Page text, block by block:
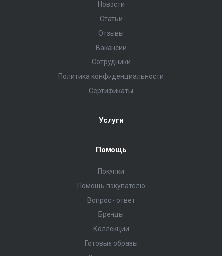
Новости
Статьи
Отзывы
Вакансии
Сотрудники
Политика конфиденциальности
Сертификаты
Услуги
Помощь
Покупки
Помощь покупателю
Вопрос - ответ
Бренды
Коллекции
Готовые образы